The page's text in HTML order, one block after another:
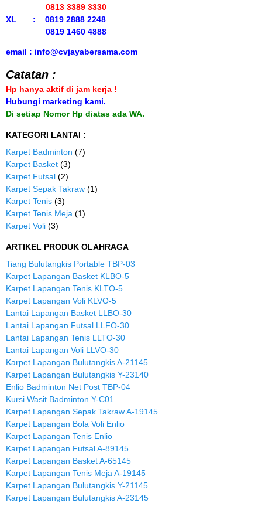
0813 3389 3330
XL : 0819 2888 2248
0819 1460 4888
email : info@cvjayabersama.com
Catatan :
Hp hanya aktif di jam kerja !
Hubungi marketing kami.
Di setiap Nomor Hp diatas ada WA.
KATEGORI LANTAI :
Karpet Badminton (7)
Karpet Basket (3)
Karpet Futsal (2)
Karpet Sepak Takraw (1)
Karpet Tenis (3)
Karpet Tenis Meja (1)
Karpet Voli (3)
ARTIKEL PRODUK OLAHRAGA
Tiang Bulutangkis Portable TBP-03
Karpet Lapangan Basket KLBO-5
Karpet Lapangan Tenis KLTO-5
Karpet Lapangan Voli KLVO-5
Lantai Lapangan Basket LLBO-30
Lantai Lapangan Futsal LLFO-30
Lantai Lapangan Tenis LLTO-30
Lantai Lapangan Voli LLVO-30
Karpet Lapangan Bulutangkis A-21145
Karpet Lapangan Bulutangkis Y-23140
Enlio Badminton Net Post TBP-04
Kursi Wasit Badminton Y-C01
Karpet Lapangan Sepak Takraw A-19145
Karpet Lapangan Bola Voli Enlio
Karpet Lapangan Tenis Enlio
Karpet Lapangan Futsal A-89145
Karpet Lapangan Basket A-65145
Karpet Lapangan Tenis Meja A-19145
Karpet Lapangan Bulutangkis Y-21145
Karpet Lapangan Bulutangkis A-23145